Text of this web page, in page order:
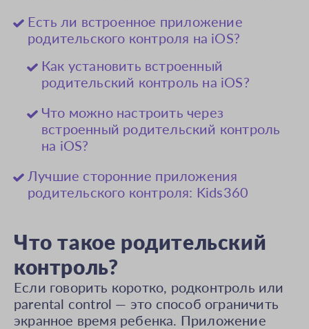
Есть ли встроенное приложение
родительского контроля на iOS?
Как установить встроенный
родительский контроль на iOS?
Что можно настроить через
встроенный родительский контроль
на iOS?
Лучшие сторонние приложения
родительского контроля: Kids360
Что такое родительский
контроль?
Если говорить коротко, родконтроль или
parental control — это способ ограничить
экранное время ребенка. Приложение